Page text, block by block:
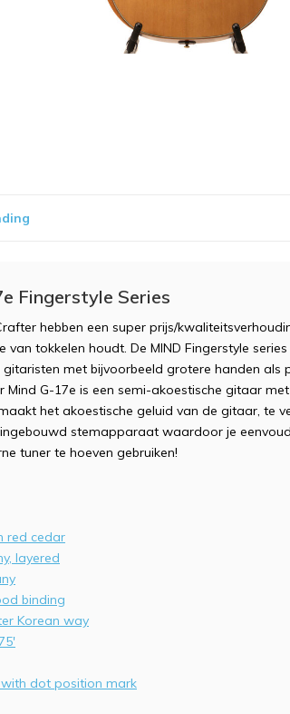
Fingerstyle Series
hebben een super prijs/
tokkelen houdt. De MIND Fingerstyle
met bijvoorbeeld grotere handen als
Mind G-17e is een semi-akoestische gitaar
het akoestische geluid van de gitaar, te
ingebouwd stemapparaat waardoor je
tuner te hoeven gebruiken!
red cedar
layered
binding
Korean way
dot position mark